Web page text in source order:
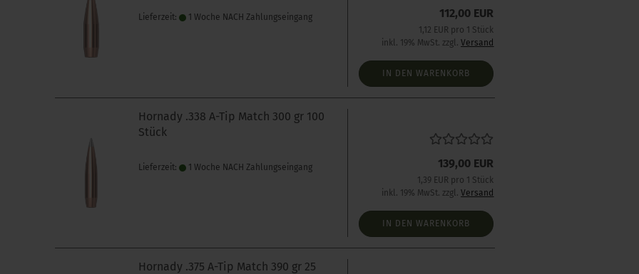
Lieferzeit: 1 Woche NACH Zahlungseingang 112,00 EUR
1,12 EUR pro 1 Stück
inkl. 19% MwSt. zzgl.Versand
IN DEN WARENKORB
Hornady .338 A-Tip Match 300 gr 100
Stück
Lieferzeit: 1 Woche NACH Zahlungseingang 139,00 EUR
1,39 EUR pro 1 Stück
inkl. 19% MwSt. zzgl.Versand
IN DEN WARENKORB
Hornady .375 A-Tip Match 390 gr 25